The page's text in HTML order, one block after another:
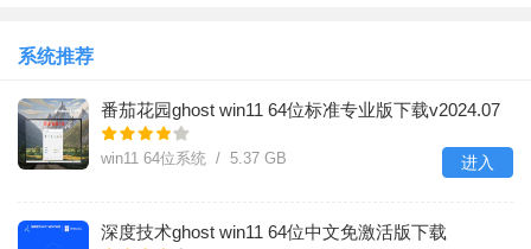
系统推荐
番茄花园ghost win11 64位标准专业版下载v2024.07
win11 64位系统 / 5.37 GB 进入
深度技术ghost win11 64位中文免激活版下载